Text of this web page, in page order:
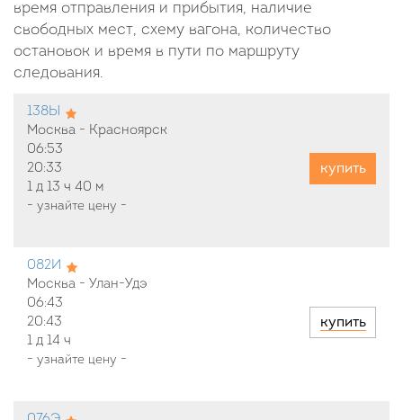
время отправления и прибытия, наличие
свободных мест, схему вагона, количество
остановок и время в пути по маршруту
следования.
138Ы
Москва - Красноярск
06:53
20:33
1 д 13 ч 40 м
- узнайте цену -
купить
082И
Москва - Улан-Удэ
06:43
20:43
1 д 14 ч
- узнайте цену -
купить